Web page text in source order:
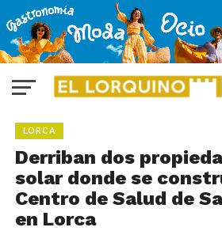
LORCA
Derriban dos
solar donde se
Centro de Salud de
en Lorca